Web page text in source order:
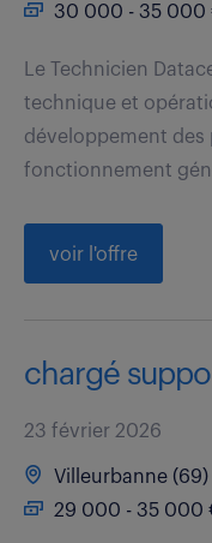
30 000 - 35 000
Le Technicien
technique et
développement des
fonctionnement
voir l'offre
chargé
23 février 2026
Villeurbanne (69)
29 000 - 35 000